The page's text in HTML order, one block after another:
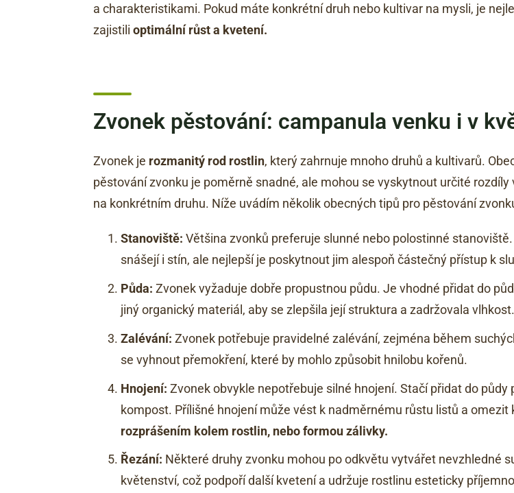
a charakteristikami. Pokud máte konkrétní druh nebo kultivar na mysli, je
zajistili optimální růst a kvetení.
Zvonek pěstování: campanula venku i v
Zvonek je rozmanitý rod rostlin, který zahrnuje mnoho druhů a kultivarů.
pěstování zvonku je poměrně snadné, ale mohou se vyskytnout určité rozdíly
na konkrétním druhu. Níže uvádím několik obecných tipů pro pěstování
Stanoviště: Většina zvonků preferuje slunné nebo polostinné
snášejí i stín, ale nejlepší je poskytnout jim alespoň částečný přístup k
Půda: Zvonek vyžaduje dobře propustnou půdu. Je vhodné přidat do
jiný organický materiál, aby se zlepšila její struktura a zadržovala vlhkost.
Zalévání: Zvonek potřebuje pravidelné zalévání, zejména během
se vyhnout přemokření, které by mohlo způsobit hnilobu kořenů.
Hnojení: Zvonek obvykle nepotřebuje silné hnojení. Stačí přidat do půdy
kompost. Přílišné hnojení může vést k nadměrnému růstu listů a omezit
rozprášením kolem rostlin, nebo formou zálivky.
Řezání: Některé druhy zvonku mohou po odkvětu vytvářet nevzhledné
květenství, což podpoří další kvetení a udržuje rostlinu esteticky